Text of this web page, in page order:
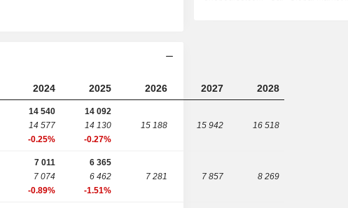
2024 2025 2026 2027 2028
14 540
14 577
-0.25%
14 092
14 130
-0.27%
15 188 15 942 16 518
7 011
7 074
-0.89%
6 365
6 462
-1.51%
7 281 7 857 8 269